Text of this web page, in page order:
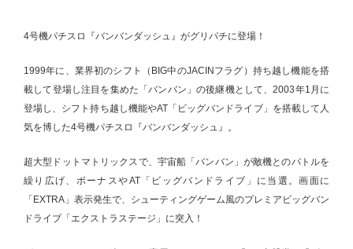
4号機パチスロ『バンバンダッシュ』がグリパチに登場！
1999年に、業界初のシフト（BIG中のJACINフラグ）持ち越し機能を搭
載して登場し注目を集めた「バンバン」の後継機として、2003年1月に
登場し、シフト持ち越し機能やAT「ビッグバンドライブ」を搭載して人
気を博した4号機パチスロ『バンバンダッシュ』。
超大型ドットマトリックスで、宇宙船「バンバン」が敵機とのバトルを
繰り広げ、ボーナスやAT「ビッグバンドライブ」に当選。画面に
「EXTRA」表示発生で、シューティングゲーム風のプレミアビッグバン
ドライブ「エクストラステージ」に突入！